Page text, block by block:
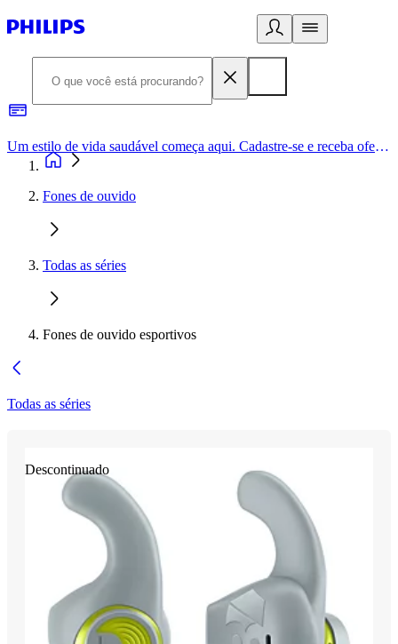
Um estilo de vida saudável começa aqui. Cadastre-se e receba ofertas exclusivas.
Fones de ouvido
Todas as séries
Fones de ouvido esportivos
Todas as séries
Descontinuado